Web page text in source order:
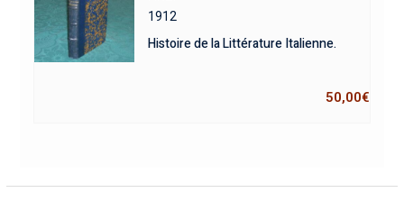
1912
Histoire de la Littérature Italienne.
50,00€